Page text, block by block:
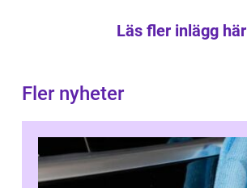
Läs fler inlägg här
Fler nyheter